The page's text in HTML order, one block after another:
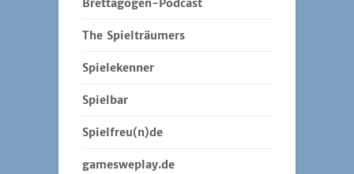
Brettagogen-Podcast
The Spielträumers
Spielekenner
Spielbar
Spielfreu(n)de
gamesweplay.de